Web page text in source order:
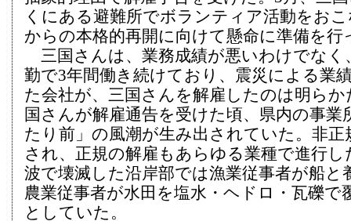
くにある避難所でボランティア活動をお
からの本格的再開に向けて懸命に準備を行
三国さんは、業務成績が悪いわけでなく
勤で3年間働き続けており、震災による業
た会社が、三国さんを解雇したのは明ら
国さんが解雇通告を受けた頃、県内の事業
たり前」の風潮が生み出されていた。非正
され、正規の解雇もあらゆる業種で進行
波で壊滅した沿岸部では漁業従事者が船と
農業従事者が水田を塩水・ヘドロ・瓦礫で
としていた。